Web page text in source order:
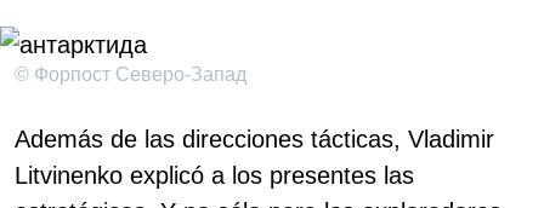
© Форпост Северо-Запад
Además de las direcciones tácticas, Vladimir
Litvinenko explicó a los presentes las